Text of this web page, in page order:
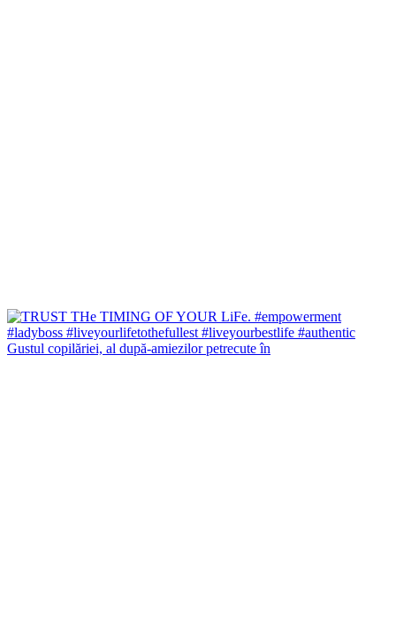
Gustul copilăriei, al după-amiezilor petrecute în